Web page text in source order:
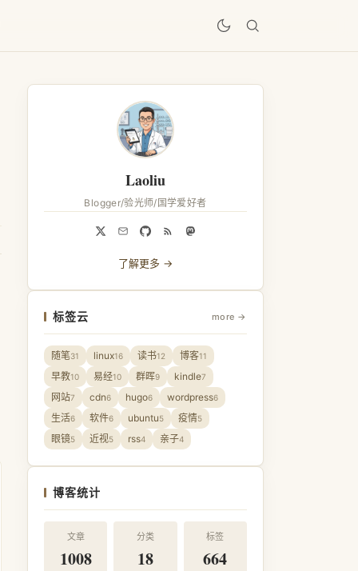
Laoliu
Blogger/验光师/国学爱好者
了解更多 →
标签云 more →
随笔31 linux16 读书12 博客11
早教10 易经10 群晖9 kindle7
网站7 cdn6 hugo6 wordpress6
生活6 软件6 ubuntu5 疫情5
眼镜5 近视5 rss4 亲子4
博客统计
文章
1008
分类
18
标签
664